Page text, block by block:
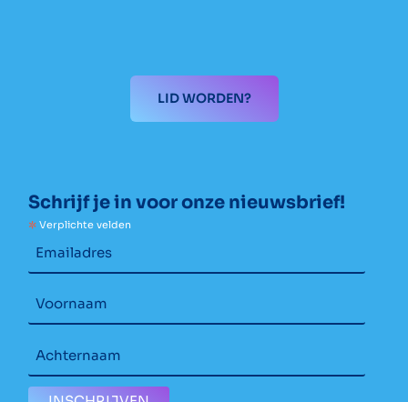
LID WORDEN?
Schrijf je in voor onze nieuwsbrief!
* Verplichte velden